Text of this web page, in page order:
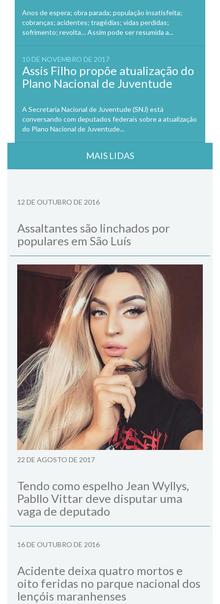
Anos de espera; obra parada; população insatisfeita;
cobranças; acidentes; tragédias; vidas perdidas;
sofrimento; revolta… Assim pode ser resumida a...
10 DE NOVEMBRO DE 2017
Assis Filho propõe atualização do
Plano Nacional de Juventude
A Secretaria Nacional de Juventude (SNJ) está
conversando com deputados federais sobre a atualização
do Plano Nacional de Juventude...
MAIS LIDAS
12 DE OUTUBRO DE 2016
Assaltantes são linchados por
populares em São Luís
22 DE AGOSTO DE 2017
Tendo como espelho Jean Wyllys,
Pabllo Vittar deve disputar uma
vaga de deputado
16 DE OUTUBRO DE 2016
Acidente deixa quatro mortos e
oito feridas no parque nacional dos
lençóis maranhenses